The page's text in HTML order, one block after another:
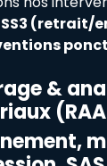
SS3 (retrait/
&